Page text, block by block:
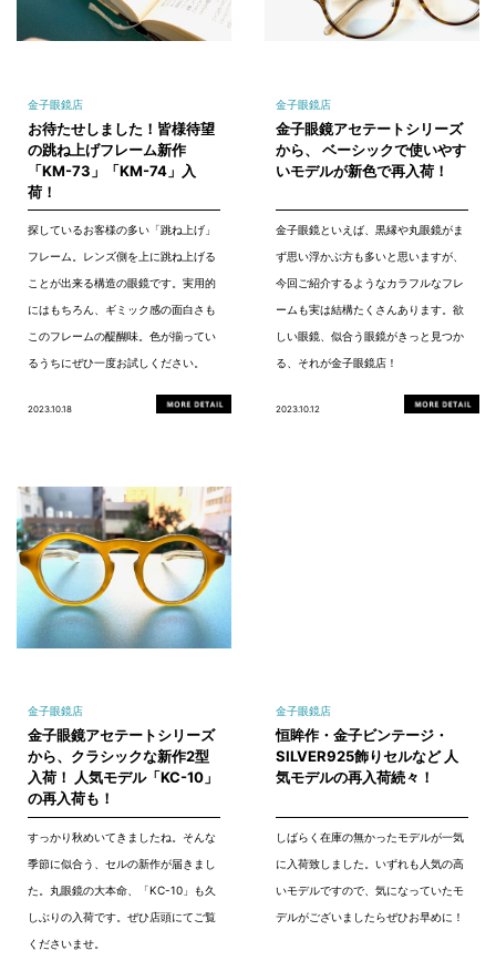
金子眼鏡店
お待たせしました！皆様待望
の跳ね上げフレーム新作
「KM-73」「KM-74」入
荷！
探しているお客様の多い「跳ね上げ」
フレーム。レンズ側を上に跳ね上げる
ことが出来る構造の眼鏡です。実用的
にはもちろん、ギミック感の面白さも
このフレームの醍醐味。色が揃ってい
るうちにぜひ一度お試しください。
2023.10.18
金子眼鏡店
金子眼鏡アセテートシリーズ
から、 ベーシックで使いやす
いモデルが新色で再入荷！
金子眼鏡といえば、黒縁や丸眼鏡がま
ず思い浮かぶ方も多いと思いますが、
今回ご紹介するようなカラフルなフレ
ームも実は結構たくさんあります。欲
しい眼鏡、似合う眼鏡がきっと見つか
る、それが金子眼鏡店！
2023.10.12
金子眼鏡店
金子眼鏡アセテートシリーズ
から、クラシックな新作2型
入荷！ 人気モデル「KC-10」
の再入荷も！
すっかり秋めいてきましたね。そんな
季節に似合う、セルの新作が届きまし
た。丸眼鏡の大本命、「KC-10」も久
しぶりの入荷です。ぜひ店頭にてご覧
くださいませ。
金子眼鏡店
恒眸作・金子ビンテージ・
SILVER925飾りセルなど 人
気モデルの再入荷続々！
しばらく在庫の無かったモデルが一気
に入荷致しました。いずれも人気の高
いモデルですので、気になっていたモ
デルがございましたらぜひお早めに！